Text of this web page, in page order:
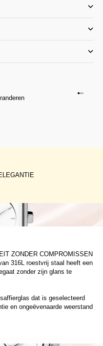
Ga naar
Ga
Ga
ZONDER COMPROMISSEN
316L roestvrij staal heeft een
zonder zijn glans te
dat is geselecteerd
en ongeëvenaarde weerstand